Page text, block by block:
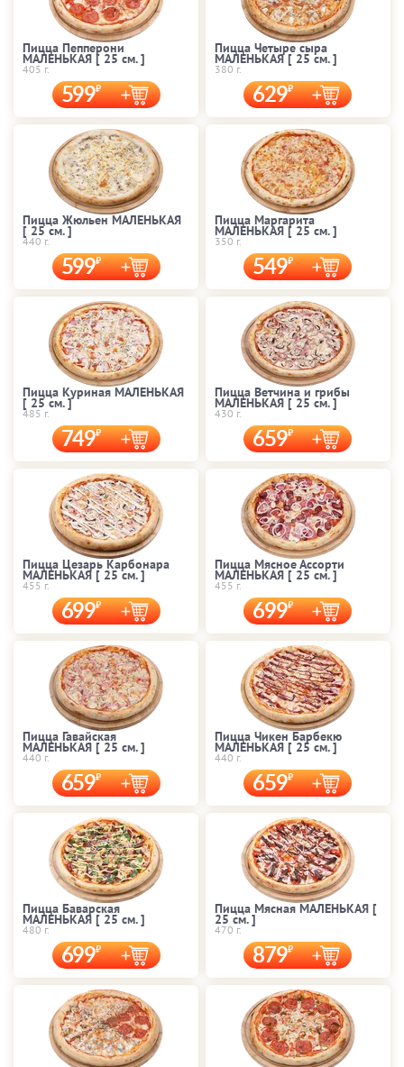
Пицца Пепперони
МАЛЕНЬКАЯ [ 25 cм. ]
405 г.
599
Пицца Четыре сыра
МАЛЕНЬКАЯ [ 25 cм. ]
380 г.
629
Пицца Жюльен МАЛЕНЬКАЯ
[ 25 cм. ]
440 г.
599
Пицца Маргарита
МАЛЕНЬКАЯ [ 25 cм. ]
350 г.
549
Пицца Куриная МАЛЕНЬКАЯ
[ 25 cм. ]
485 г.
749
Пицца Ветчина и грибы
МАЛЕНЬКАЯ [ 25 cм. ]
430 г.
659
Пицца Цезарь Карбонара
МАЛЕНЬКАЯ [ 25 cм. ]
455 г.
699
Пицца Мясное Ассорти
МАЛЕНЬКАЯ [ 25 cм. ]
455 г.
699
Пицца Гавайская
МАЛЕНЬКАЯ [ 25 cм. ]
440 г.
659
Пицца Чикен Барбекю
МАЛЕНЬКАЯ [ 25 cм. ]
440 г.
659
Пицца Баварская
МАЛЕНЬКАЯ [ 25 cм. ]
480 г.
699
Пицца Мясная МАЛЕНЬКАЯ [
25 cм. ]
470 г.
879